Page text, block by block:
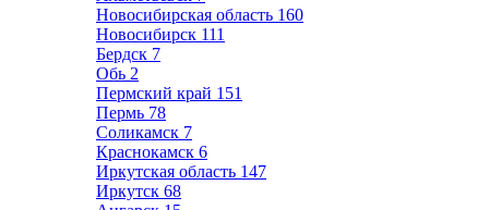
Новосибирская область 160
Новосибирск 111
Бердск 7
Обь 2
Пермский край 151
Пермь 78
Соликамск 7
Краснокамск 6
Иркутская область 147
Иркутск 68